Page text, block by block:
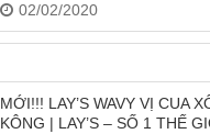
02/02/2020
MỚI!!! LAY’S WAVY VỊ CUA
KÔNG | LAY’S – SỐ 1 THẾ